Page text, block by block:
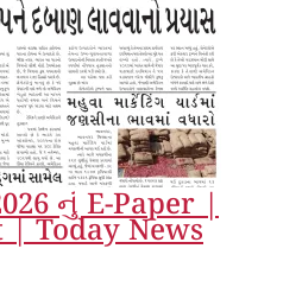
નું E-Paper |
Today News